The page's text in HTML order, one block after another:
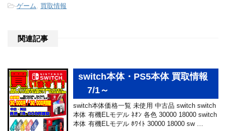
-ゲーム 買取情報
関連記事
switch本体・PS5本体 買取情報
7/1～
switch本体価格一覧 未使用 中古品 switch switch
本体 有機ELモデル ﾈｵﾝ 各色 30000 18000 switch
本体 有機ELモデル ﾎﾜｲﾄ 30000 18000 sw …